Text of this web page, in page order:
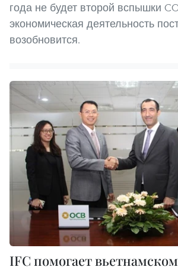
года не будет второй вспышки
экономическая деятельность
возобновится.
IFC помогает